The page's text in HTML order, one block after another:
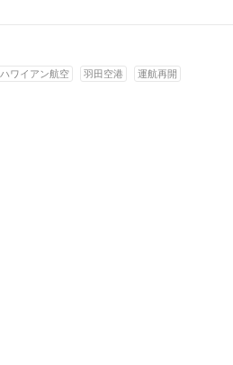
ハワイアン航空 羽田空港 運航再開